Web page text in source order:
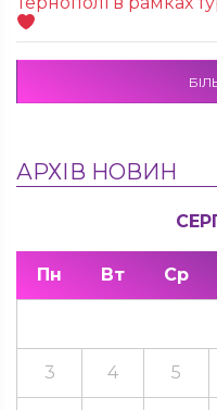
АРХІВ НОВИН
Пн Вт Ср
3 4 5